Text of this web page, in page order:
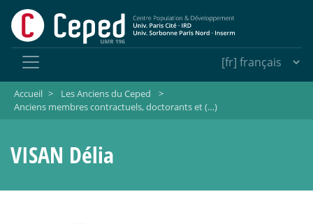
Accueil > Les Anciens du Ceped
>
Anciens membres contractuels, doctorants et (…)
VISAN Délia